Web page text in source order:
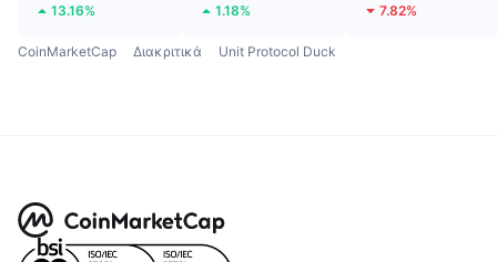
13.16% 1.18% 7.82%
CoinMarketCap Διακριτικά Unit Protocol Duck